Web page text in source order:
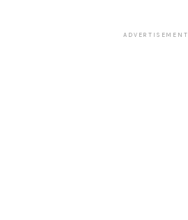
ADVERTISEMENT